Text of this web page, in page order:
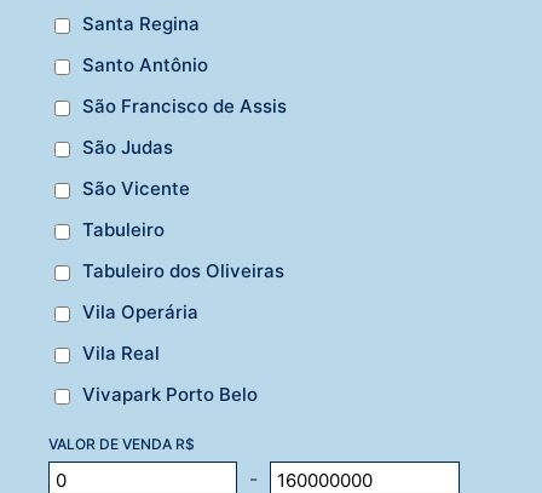
Santa Regina
Santo Antônio
São Francisco de Assis
São Judas
São Vicente
Tabuleiro
Tabuleiro dos Oliveiras
Vila Operária
Vila Real
Vivapark Porto Belo
VALOR DE VENDA R$
-